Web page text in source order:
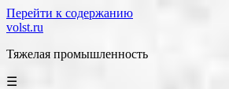
Перейти к содержанию
volst.ru
Тяжелая промышленность
☰